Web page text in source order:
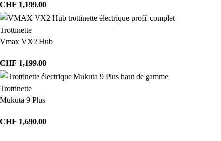
CHF 1,199.00
Trottinette
Vmax VX2 Hub
CHF 1,199.00
Trottinette
Mukuta 9 Plus
CHF 1,690.00